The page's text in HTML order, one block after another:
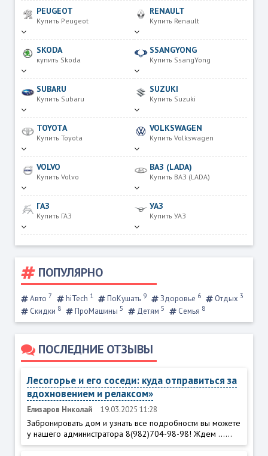
PEUGEOT
Купить Peugeot
RENAULT
Купить Renault
SKODA
купить Skoda
SSANGYONG
Купить SsangYong
SUBARU
Купить Subaru
SUZUKI
Купить Suzuki
TOYOTA
Купить Toyota
VOLKSWAGEN
Купить Volkswagen
VOLVO
Купить Volvo
ВАЗ (LADA)
Купить ВАЗ (LADA)
ГАЗ
Купить ГАЗ
УАЗ
Купить УАЗ
ПОПУЛЯРНО
Авто 7 hiTech 1 ПоКушать 9 Здоровье 6 Отдых 3
Скидки 8 ПроМашины 5 Детям 5 Семья 8
ПОСЛЕДНИЕ ОТЗЫВЫ
Лесогорье и его соседи: куда отправиться за
вдохновением и релаксом»
Елизаров Николай 19.03.2025 11:28
Забронировать дом и узнать все подробности вы можете
у нашего администратора 8(982)704-98-98! Ждем ......